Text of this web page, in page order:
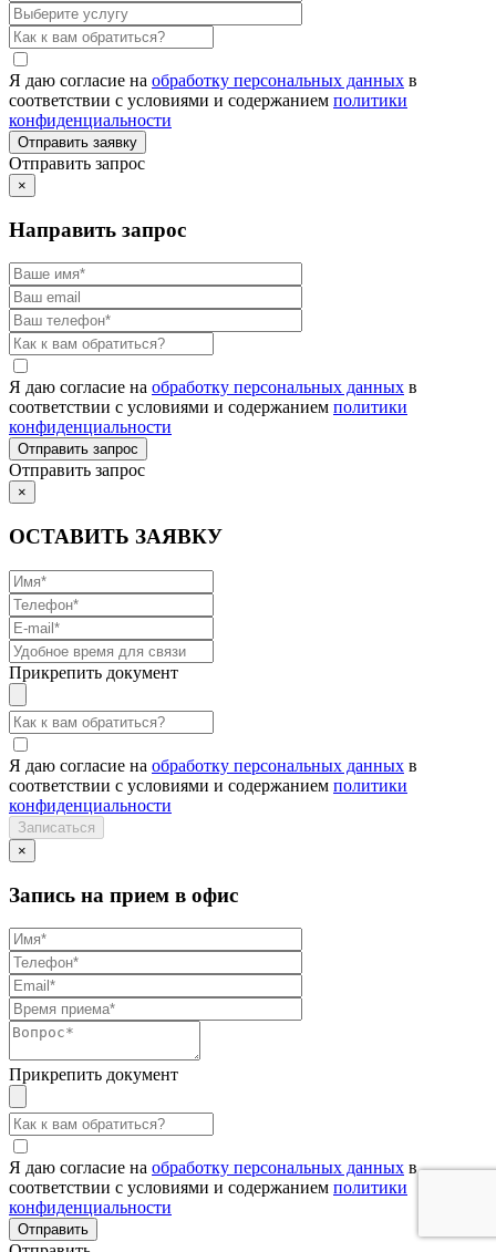
Я даю согласие на обработку персональных данных в
соответствии с условиями и содержанием политики
конфиденциальности
Отправить запрос
×
Направить запрос
Я даю согласие на обработку персональных данных в
соответствии с условиями и содержанием политики
конфиденциальности
Отправить запрос
×
ОСТАВИТЬ ЗАЯВКУ
Прикрепить документ
Я даю согласие на обработку персональных данных в
соответствии с условиями и содержанием политики
конфиденциальности
×
Запись на прием в офис
Прикрепить документ
Я даю согласие на обработку персональных данных в
соответствии с условиями и содержанием политики
конфиденциальности